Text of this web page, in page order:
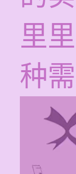
里
种